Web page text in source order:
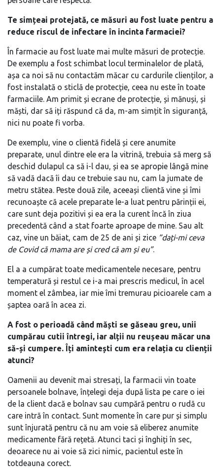
Te simțeai protejată, ce măsuri au fost luate pentru a
reduce riscul de infectare în incinta farmaciei?
În farmacie au fost luate mai multe măsuri de protecție.
De exemplu a fost schimbat locul terminalelor de plată,
așa ca noi să nu contactăm măcar cu cardurile clienților, a
fost instalată o sticlă de protecție, ceea nu este în toate
farmaciile. Am primit și ecrane de protecție, și mănuși, și
măști, dar să iți răspund că da, m-am simțit în siguranță,
nici nu poate fi vorba.
De exemplu, vine o clientă fidelă și cere anumite
preparate, unul dintre ele era la vitrină, trebuia să merg să
deschid dulapul ca să i-l dau, și ea se apropie lângă mine
să vadă dacă îi dau ce trebuie sau nu, cam la jumate de
metru stătea. Peste două zile, aceeași clientă vine și îmi
recunoaște că acele preparate le-a luat pentru părinții ei,
care sunt deja pozitivi și ea era la curent încă în ziua
precedentă când a stat foarte aproape de mine. Sau alt
caz, vine un băiat, cam de 25 de ani și zice ”dați-mi ceva
de Covid că mama are și cred că am și eu”.
El a a cumpărat toate medicamentele necesare, pentru
temperatură și restul ce i-a mai prescris medicul, în acel
moment el zâmbea, iar mie îmi tremurau picioarele cam a
șaptea oară în acea zi.
A fost o perioadă când măști se găseau greu, unii
cumpărau cutii întregi, iar alții nu reușeau măcar una
să-și cumpere. Îți amintești cum era relația cu clienții
atunci?
Oamenii au devenit mai stresați, la farmacii vin toate
persoanele bolnave, înțelegi deja după lista pe care o iei
de la client dacă e bolnav sau cumpără pentru o rudă cu
care intră în contact. Sunt momente în care pur și simplu
sunt înjurată pentru că nu am voie să eliberez anumite
medicamente fără rețetă. Atunci taci și înghiți în sec,
deoarece nu ai voie să zici nimic, pacientul este în
totdeauna corect.